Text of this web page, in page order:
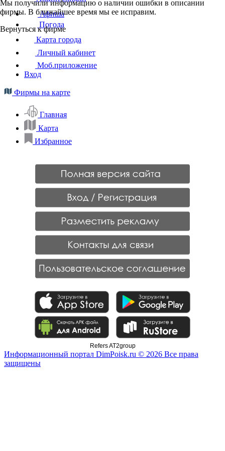
Мы получили информацию о наличии ошибки в описании
фирмы. В ближайшее время мы ее исправим.
Вернуться к фирме
Афиша
Погода
Карта города
Личный кабинет
Моб.приложение
Вход
Фирмы на карте
Главная
Карта
Избранное
Refers AT2group
Информационный портал DimPoisk.ru © 2026 Все права
защищены